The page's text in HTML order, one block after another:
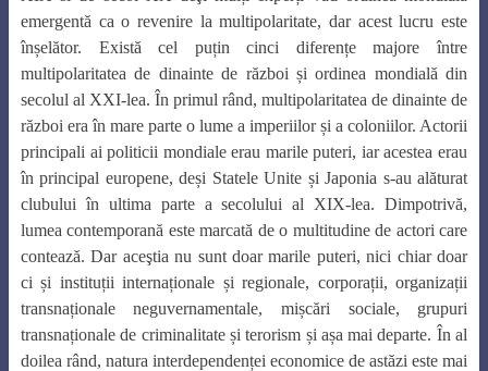
emergentă ca o revenire la multipolaritate, dar acest lucru este
înșelător. Există cel puțin cinci diferențe majore între
multipolaritatea de dinainte de război și ordinea mondială din
secolul al XXI-lea. În primul rând, multipolaritatea de dinainte de
război era în mare parte o lume a imperiilor și a coloniilor. Actorii
principali ai politicii mondiale erau marile puteri, iar acestea erau
în principal europene, deși Statele Unite și Japonia s-au alăturat
clubului în ultima parte a secolului al XIX-lea. Dimpotrivă,
lumea contemporană este marcată de o multitudine de actori care
contează. Dar aceştia nu sunt doar marile puteri, nici chiar doar
ci și instituții internaționale și regionale, corporații, organizații
transnaționale neguvernamentale, mișcări sociale, grupuri
transnaționale de criminalitate și terorism și așa mai departe. În al
doilea rând, natura interdependenței economice de astăzi este mai